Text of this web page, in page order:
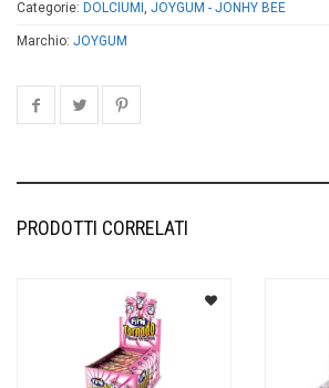
Categorie: DOLCIUMI JOYGUM - JONHY BEE
Marchio: JOYGUM
PRODOTTI CORRELATI